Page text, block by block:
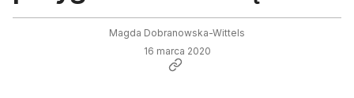
Magda Dobranowska-Wittels
16 marca 2020